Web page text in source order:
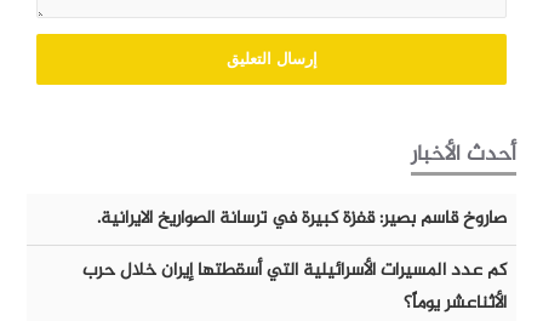
أحدث الأخبار
صاروخ قاسم بصير: قفزة كبيرة في ترسانة الصواريخ الايرانية.
كم عدد المسيرات الأسرائيلية التي أسقطتها إيران خلال حرب
الأثناعشر يوماً؟